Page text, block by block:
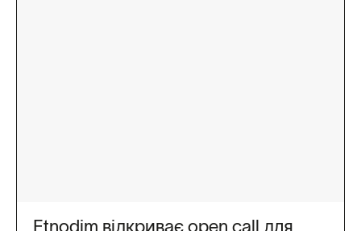
Etnodim відкриває open call для